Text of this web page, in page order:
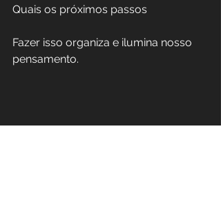
Quais os próximos passos
Fazer isso organiza e ilumina nosso
pensamento.